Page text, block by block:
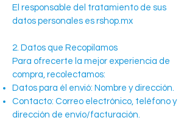
El responsable del tratamiento de sus
datos personales es rshop.mx
2. Datos que Recopilamos
Para ofrecerte la mejor experiencia de
compra, recolectamos:
Datos para él envió: Nombre y dirección.
Contacto: Correo electrónico, teléfono y
dirección de envío/facturación.